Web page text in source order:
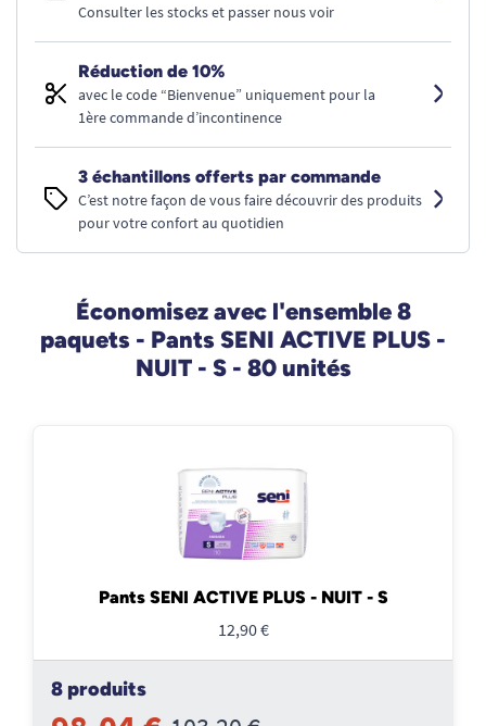
Consulter les stocks et passer nous voir
Réduction de 10%
avec le code “Bienvenue” uniquement pour la
1ère commande d’incontinence
3 échantillons offerts par commande
C’est notre façon de vous faire découvrir des produits
pour votre confort au quotidien
Économisez avec l'ensemble 8
paquets - Pants SENI ACTIVE PLUS -
NUIT - S - 80 unités
Pants SENI ACTIVE PLUS - NUIT - S
12,90 €
8 produits